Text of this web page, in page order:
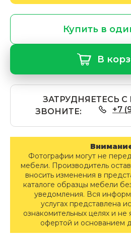
Купить в
В
ЗАТРУДНЯЕТЕСЬ
ЗВОНИТЕ:
+7
Фотографии могут не
мебели. Производитель
вносить изменения в
каталоге образцы мебели
уведомления. Вся
услугах представлена
ознакомительных целях и не
офертой и основанием